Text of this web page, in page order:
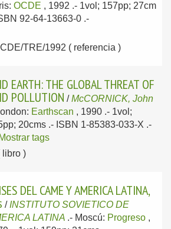
OCDE , 1992 .- 1vol; 157pp; 27cm
92-64-13663-0 .-
TRE/1992 ( referencia )
EARTH: THE GLOBAL THREAT OF
POLLUTION /McCORNICK, John
Earthscan , 1990 .- 1vol;
20cms .- ISBN 1-85383-033-X .-
Mostrar tags
libro )
DEL CAME Y AMERICA LATINA,
/ INSTITUTO SOVIETICO DE
LATINA .- Moscú: Progreso ,